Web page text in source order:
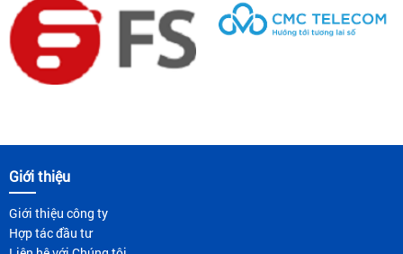
Giới thiệu
Giới thiệu công ty
Hợp tác đầu tư